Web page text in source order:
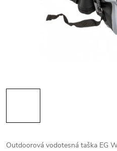
Outdoorová vodotesná taška EG